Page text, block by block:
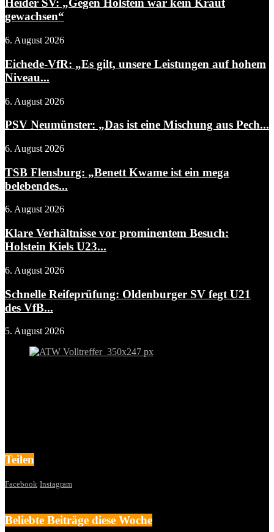
Heider SV: „Gegen Holstein war kein Kraut
gewachsen“
6. August 2026
Eichede-VfR: „Es gilt, unsere Leistungen auf hohem
Niveau...
6. August 2026
PSV Neumünster: „Das ist eine Mischung aus Pech...
6. August 2026
TSB Flensburg: „Benett Kwame ist ein mega
belebendes...
6. August 2026
Klare Verhältnisse vor prominentem Besuch:
Holstein Kiels U23...
6. August 2026
Schnelle Reifeprüfung: Oldenburger SV fegt U21
des VfB...
5. August 2026
Teilen
Facebook Instagram
Beliebte Beiträge diese Woche